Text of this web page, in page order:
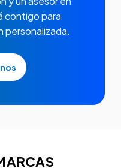
contigo para
personalizada.